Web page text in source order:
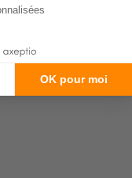
les offres et
contrat avant
être judicieux de
la mutuelle la